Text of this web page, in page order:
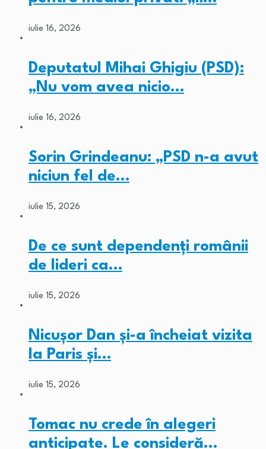
iulie 16, 2026
Deputatul Mihai Ghigiu (PSD):
„Nu vom avea nicio…
iulie 16, 2026
Sorin Grindeanu: „PSD n-a avut
niciun fel de…
iulie 15, 2026
De ce sunt dependenți românii
de lideri ca…
iulie 15, 2026
Nicușor Dan și-a încheiat vizita
la Paris și…
iulie 15, 2026
Tomac nu crede în alegeri
anticipate. Le consideră…